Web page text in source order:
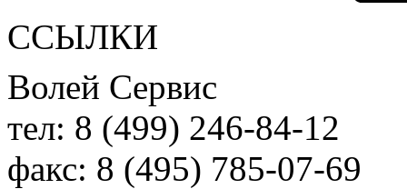
ССЫЛКИ
Волей Сервис
тел: 8 (499) 246-84-12
факс: 8 (495) 785-07-69